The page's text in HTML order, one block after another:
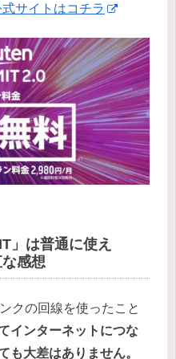
サイトはコチラ
」は普通に使え
感想
クの回線を使ったこと
インターネットにつな
も大差はありません。